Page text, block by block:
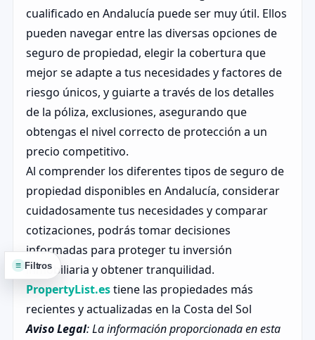
cualificado en Andalucía puede ser muy útil. Ellos
pueden navegar entre las diversas opciones de
seguro de propiedad, elegir la cobertura que
mejor se adapte a tus necesidades y factores de
riesgo únicos, y guiarte a través de los detalles
de la póliza, exclusiones, asegurando que
obtengas el nivel correcto de protección a un
precio competitivo.
Al comprender los diferentes tipos de seguro de
propiedad disponibles en Andalucía, considerar
cuidadosamente tus necesidades y comparar
cotizaciones, podrás tomar decisiones
informadas para proteger tu inversión
inmobiliaria y obtener tranquilidad.
PropertyList.estiene las propiedades más
recientes y actualizadas en la Costa del Sol
Aviso Legal: La información proporcionada en esta
≡ Filtros